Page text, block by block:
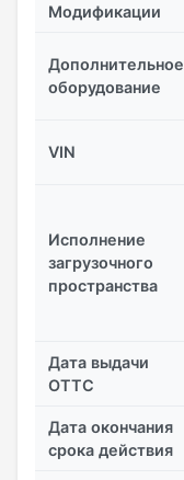
Модификации
Дополнительное
оборудование
VIN
Исполнение
загрузочного
пространства
Дата выдачи
ОТТС
Дата окончания
срока действия